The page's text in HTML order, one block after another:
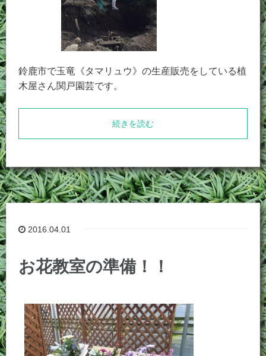
鈴鹿市で玉竜《タマリュウ》の生産販売をしている植
木屋さん関戸園芸です。
続きを読む
2016.04.01
お花教室の準備！！